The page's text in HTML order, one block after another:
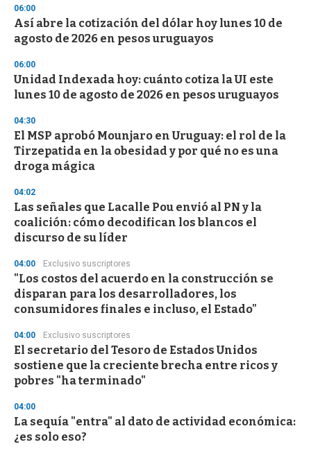
s
e
c
o
d
s
06:00
Así abre la cotización del dólar hoy lunes 10 de
agosto de 2026 en pesos uruguayos
06:00
Unidad Indexada hoy: cuánto cotiza la UI este
lunes 10 de agosto de 2026 en pesos uruguayos
04:30
El MSP aprobó Mounjaro en Uruguay: el rol de la
Tirzepatida en la obesidad y por qué no es una
droga mágica
04:02
Las señales que Lacalle Pou envió al PN y la
coalición: cómo decodifican los blancos el
discurso de su líder
04:00 Exclusivo suscriptores
"Los costos del acuerdo en la construcción se
disparan para los desarrolladores, los
consumidores finales e incluso, el Estado"
04:00 Exclusivo suscriptores
El secretario del Tesoro de Estados Unidos
sostiene que la creciente brecha entre ricos y
pobres "ha terminado"
04:00
La sequía "entra" al dato de actividad económica:
¿es solo eso?